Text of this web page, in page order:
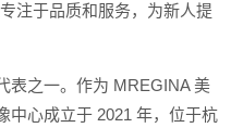
注于品质和服务，为新人提
表之一。作为 MREGINA 美
中心成立于 2021 年，位于杭